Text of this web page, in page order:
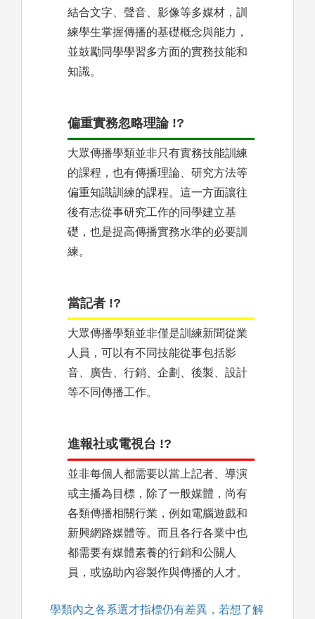
結合文字、聲音、影像等多媒材，訓
練學生掌握傳播的基礎概念與能力，
並鼓勵同學學習多方面的實務技能和
知識。
偏重實務忽略理論 !?
大眾傳播學類並非只有實務技能訓練
的課程，也有傳播理論、研究方法等
偏重知識訓練的課程。這一方面讓往
後有志從事研究工作的同學建立基
礎，也是提高傳播實務水準的必要訓
練。
當記者 !?
大眾傳播學類並非僅是訓練新聞從業
人員，可以有不同技能從事包括影
音、廣告、行銷、企劃、後製、設計
等不同傳播工作。
進報社或電視台 !?
並非每個人都需要以當上記者、導演
或主播為目標，除了一般媒體，尚有
各類傳播相關行業，例如電腦遊戲和
新興網路媒體等。而且各行各業中也
都需要有媒體素養的行銷和公關人
員，或協助內容製作與傳播的人才。
學類內之各系選才指標仍有差異，若想了解